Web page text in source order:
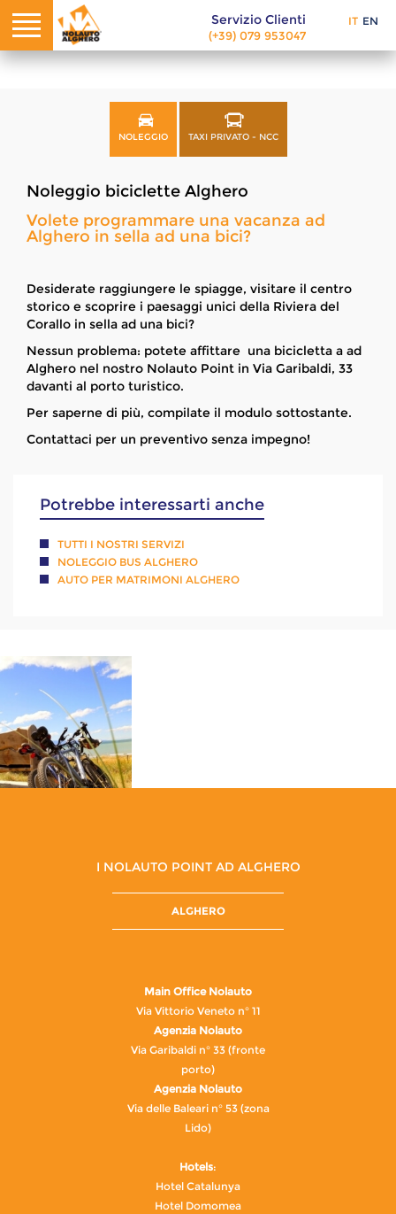
Noleggio bici Alghero IT EN
Servizio Clienti
(+39) 079 953047
NOLEGGIO TAXI PRIVATO - NCC
Noleggio biciclette Alghero
Volete programmare una vacanza ad
Alghero in sella ad una bici?
Desiderate raggiungere le spiagge, visitare il centro
storico e scoprire i paesaggi unici della Riviera del
Corallo in sella ad una bici?
Nessun problema: potete affittare una bicicletta a ad
Alghero nel nostro Nolauto Point in Via Garibaldi, 33
davanti al porto turistico.
Per saperne di più, compilate il modulo sottostante.
Contattaci per un preventivo senza impegno!
Potrebbe interessarti anche
TUTTI I NOSTRI SERVIZI
NOLEGGIO BUS ALGHERO
AUTO PER MATRIMONI ALGHERO
I NOLAUTO POINT AD ALGHERO
ALGHERO
Main Office Nolauto
Via Vittorio Veneto n° 11
Agenzia Nolauto
Via Garibaldi n° 33 (fronte
porto)
Agenzia Nolauto
Via delle Baleari n° 53 (zona
Lido)
Hotels:
Hotel Catalunya
Hotel Domomea